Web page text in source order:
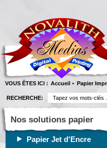
VOUS ÊTES ICI : Accueil » Papier
RECHERCHE:
Nos solutions papier
Papier Jet d'Encre